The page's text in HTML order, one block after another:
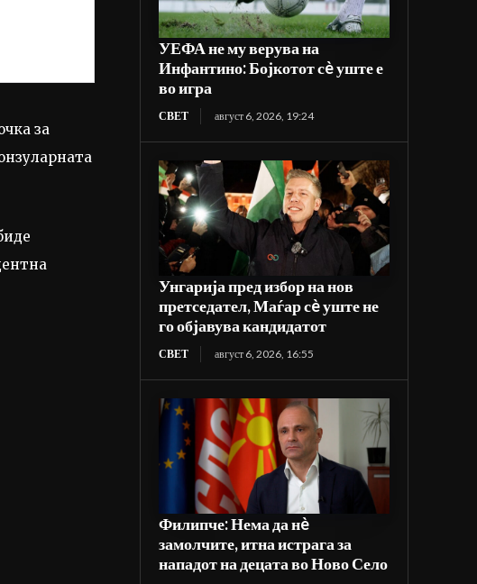
за
УЕФА не му верува на
Инфантино: Бојкотот сè уште е
во игра
СВЕТ август 6, 2026, 19:24
Унгарија пред избор на нов
претседател, Маѓар сè уште не
го објавува кандидатот
СВЕТ август 6, 2026, 16:55
Филипче: Нема да нè
замолчите, итна истрага за
нападот на децата во Ново Село